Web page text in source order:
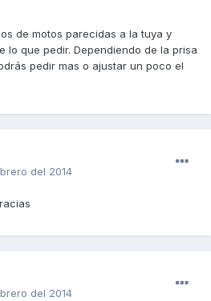
de motos parecidas a la tuya y
lo que pedir. Dependiendo de la prisa
pedir mas o ajustar un poco el
del 2014
del 2014